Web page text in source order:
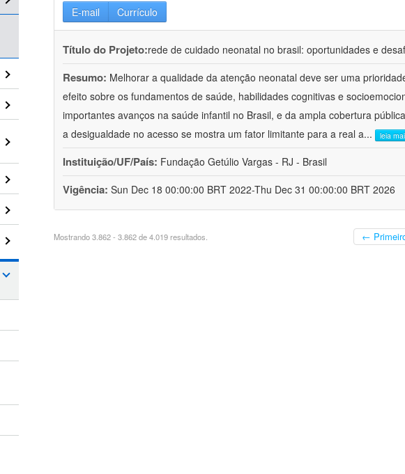
E-mail Currículo
Título do Projeto:rede de cuidado neonatal no brasil: oportunidades e
Resumo: Melhorar a qualidade da atenção neonatal deve ser uma
efeito sobre os fundamentos de saúde, habilidades cognitivas e
importantes avanços na saúde infantil no Brasil, e da ampla cobertura
a desigualdade no acesso se mostra um fator limitante para a real a... leia
Instituição/UF/País: Fundação Getúlio Vargas - RJ - Brasil
Vigência: Sun Dec 18 00:00:00 BRT 2022-Thu Dec 31 00:00:00 BRT 2026
Mostrando 3.862 - 3.862 de 4.019 resultados. ←